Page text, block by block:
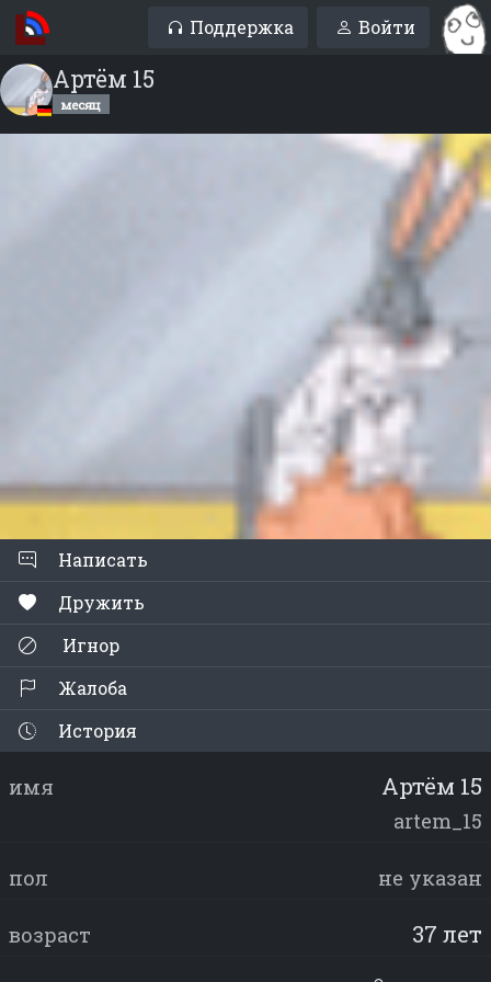
Поддержка Войти
Артём 15
месяц
Написать
Дружить
Игнор
Жалоба
История
имя Артём 15
artem_15
пол не указан
возраст 37 лет